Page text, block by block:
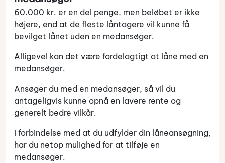
60.000 kr. er en del penge, men beløbet er ikke
højere, end at de fleste låntagere vil kunne få
bevilget lånet uden en medansøger.
Alligevel kan det være fordelagtigt at låne med en
medansøger.
Ansøger du med en medansøger, så vil du
antageligvis kunne opnå en lavere rente og
generelt bedre vilkår.
I forbindelse med at du udfylder din låneansøgning,
har du netop mulighed for at tilføje en
medansøger.